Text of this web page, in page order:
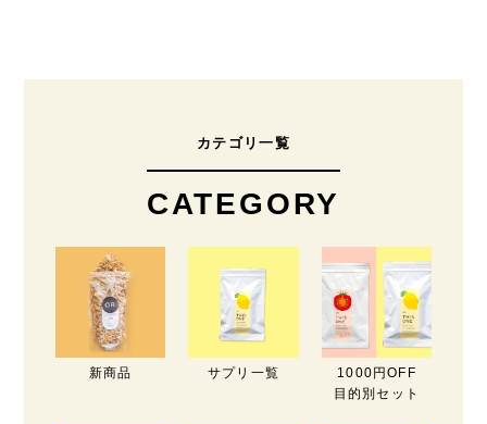
カテゴリ一覧
CATEGORY
新商品 サプリ一覧
1000円OFF
目的別セット